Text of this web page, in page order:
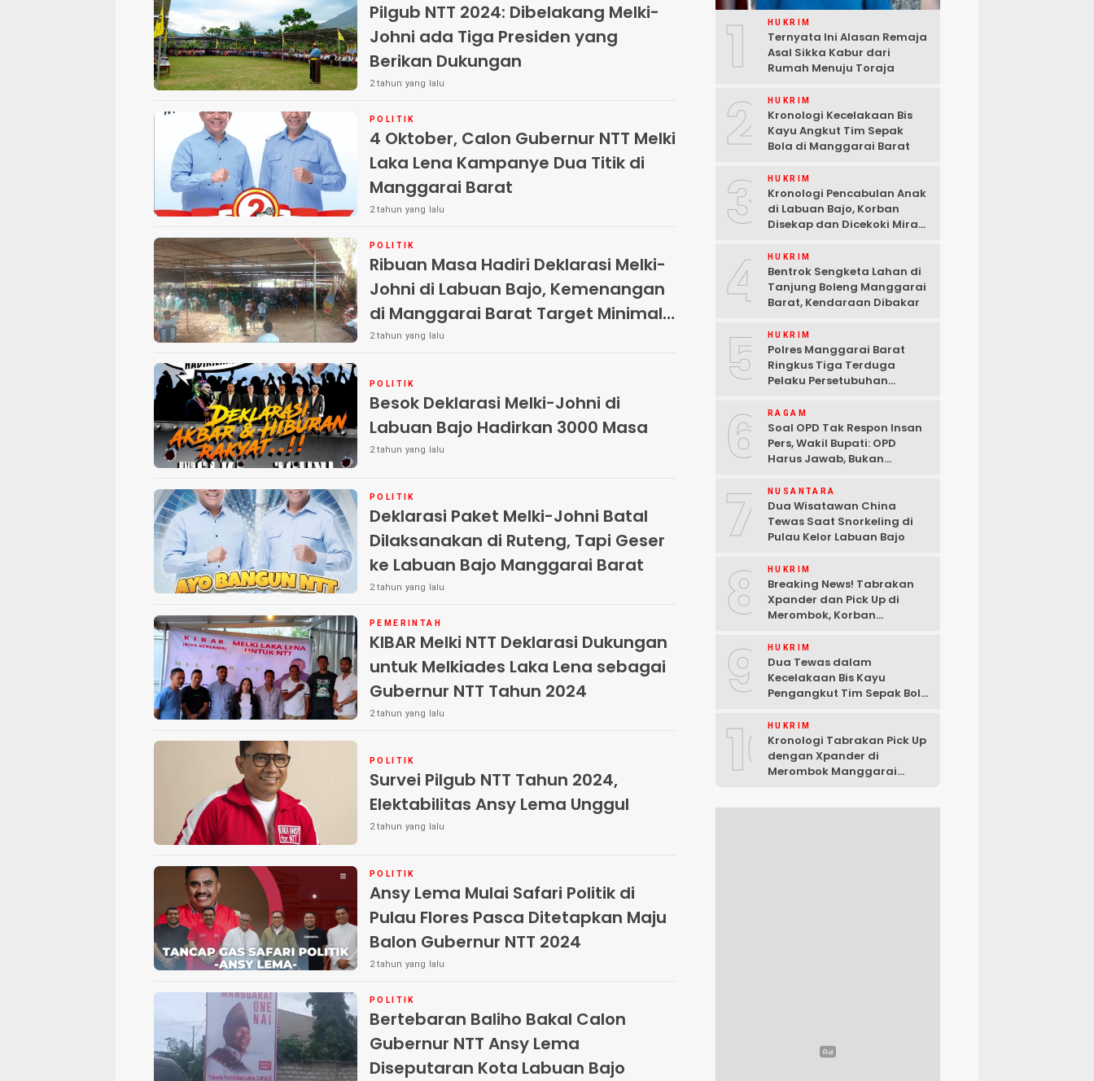
Pilgub NTT 2024: Dibelakang Melki-
Johni ada Tiga Presiden yang
Berikan Dukungan
2 tahun yang lalu
POLITIK
4 Oktober, Calon Gubernur NTT Melki
Laka Lena Kampanye Dua Titik di
Manggarai Barat
2 tahun yang lalu
POLITIK
Ribuan Masa Hadiri Deklarasi Melki-
Johni di Labuan Bajo, Kemenangan
di Manggarai Barat Target Minimal
40 Persen
2 tahun yang lalu
POLITIK
Besok Deklarasi Melki-Johni di
Labuan Bajo Hadirkan 3000 Masa
2 tahun yang lalu
POLITIK
Deklarasi Paket Melki-Johni Batal
Dilaksanakan di Ruteng, Tapi Geser
ke Labuan Bajo Manggarai Barat
2 tahun yang lalu
PEMERINTAH
KIBAR Melki NTT Deklarasi Dukungan
untuk Melkiades Laka Lena sebagai
Gubernur NTT Tahun 2024
2 tahun yang lalu
POLITIK
Survei Pilgub NTT Tahun 2024,
Elektabilitas Ansy Lema Unggul
2 tahun yang lalu
POLITIK
Ansy Lema Mulai Safari Politik di
Pulau Flores Pasca Ditetapkan Maju
Balon Gubernur NTT 2024
2 tahun yang lalu
POLITIK
Bertebaran Baliho Bakal Calon
Gubernur NTT Ansy Lema
Diseputaran Kota Labuan Bajo
1 HUKRIM
Ternyata Ini Alasan Remaja
Asal Sikka Kabur dari
Rumah Menuju Toraja
2 HUKRIM
Kronologi Kecelakaan Bis
Kayu Angkut Tim Sepak
Bola di Manggarai Barat
3 HUKRIM
Kronologi Pencabulan Anak
di Labuan Bajo, Korban
Disekap dan Dicekoki Miras,
4 HUKRIM
Bentrok Sengketa Lahan di
Tanjung Boleng Manggarai
Barat, Kendaraan Dibakar
5 HUKRIM
Polres Manggarai Barat
Ringkus Tiga Terduga
Pelaku Persetubuhan
Bajo
6 RAGAM
Soal OPD Tak Respon Insan
Pers, Wakil Bupati: OPD
Harus Jawab, Bukan
7 NUSANTARA
Dua Wisatawan China
Tewas Saat Snorkeling di
Pulau Kelor Labuan Bajo
8 HUKRIM
Breaking News! Tabrakan
Xpander dan Pick Up di
Merombok, Korban
9 HUKRIM
Dua Tewas dalam
Kecelakaan Bis Kayu
Pengangkut Tim Sepak Bola
10HUKRIM
Kronologi Tabrakan Pick Up
dengan Xpander di
Merombok Manggarai